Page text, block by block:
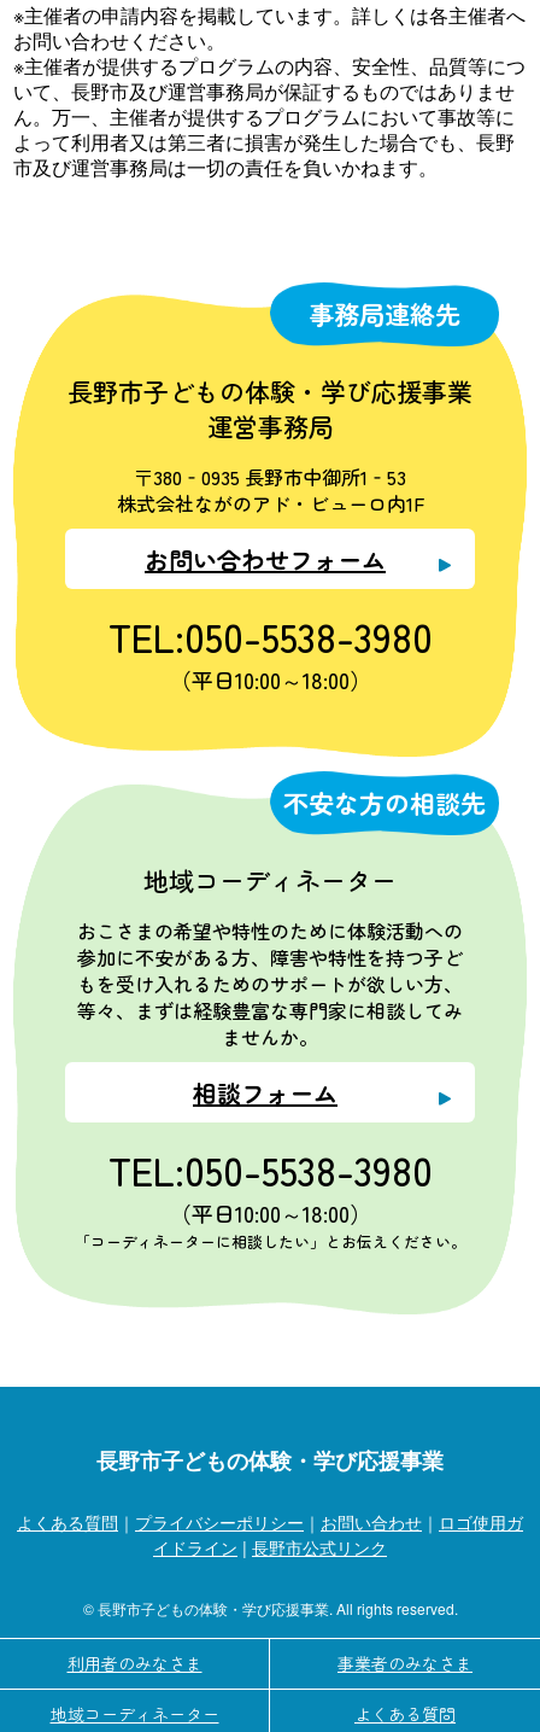
※主催者の申請内容を掲載しています。詳しくは各主催者へ
お問い合わせください。
※主催者が提供するプログラムの内容、安全性、品質等につ
いて、長野市及び運営事務局が保証するものではありませ
ん。万一、主催者が提供するプログラムにおいて事故等に
よって利用者又は第三者に損害が発生した場合でも、長野
市及び運営事務局は一切の責任を負いかねます。
事務局連絡先
長野市子どもの体験・学び応援事業
運営事務局
〒380‐0935 長野市中御所1‐53
株式会社ながのアド・ビューロ内1F
お問い合わせフォーム
TEL:050-5538-3980
（平日10:00～18:00）
不安な方の相談先
地域コーディネーター
おこさまの希望や特性のために体験活動への
参加に不安がある方、障害や特性を持つ子ど
もを受け入れるためのサポートが欲しい方、
等々、まずは経験豊富な専門家に相談してみ
ませんか。
相談フォーム
TEL:050-5538-3980
（平日10:00～18:00）
「コーディネーターに相談したい」とお伝えください。
長野市子どもの体験・学び応援事業
よくある質問 ｜ プライバシーポリシー ｜ お問い合わせ ｜ ロゴ使用ガ
イドライン | 長野市公式リンク
© 長野市子どもの体験・学び応援事業. All rights reserved.
利用者のみなさま 事業者のみなさま
地域コーディネーター よくある質問